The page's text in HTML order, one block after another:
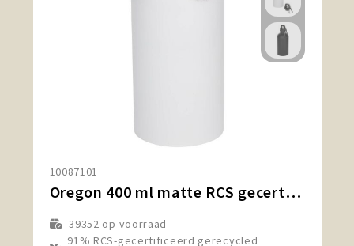
10087101
Oregon 400 ml matte RCS gecertificeerde enkelwandige roestvrijstalen waterfles met karabijnhaak
39352 op voorraad
91% RCS-gecertificeerd gerecycled